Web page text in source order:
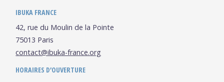
IBUKA FRANCE
42, rue du Moulin de la Pointe
75013 Paris
contact@ibuka-france.org
HORAIRES D’OUVERTURE